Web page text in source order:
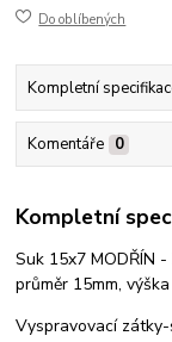
Do oblíbených
Kompletní
Komentáře 0
Kompletní
Suk 15x7 MODŘÍN
průměr 15mm,
Vyspravovací